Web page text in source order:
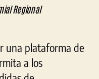
en
La
Frente
Gremial
Regional
una plataforma de
a los